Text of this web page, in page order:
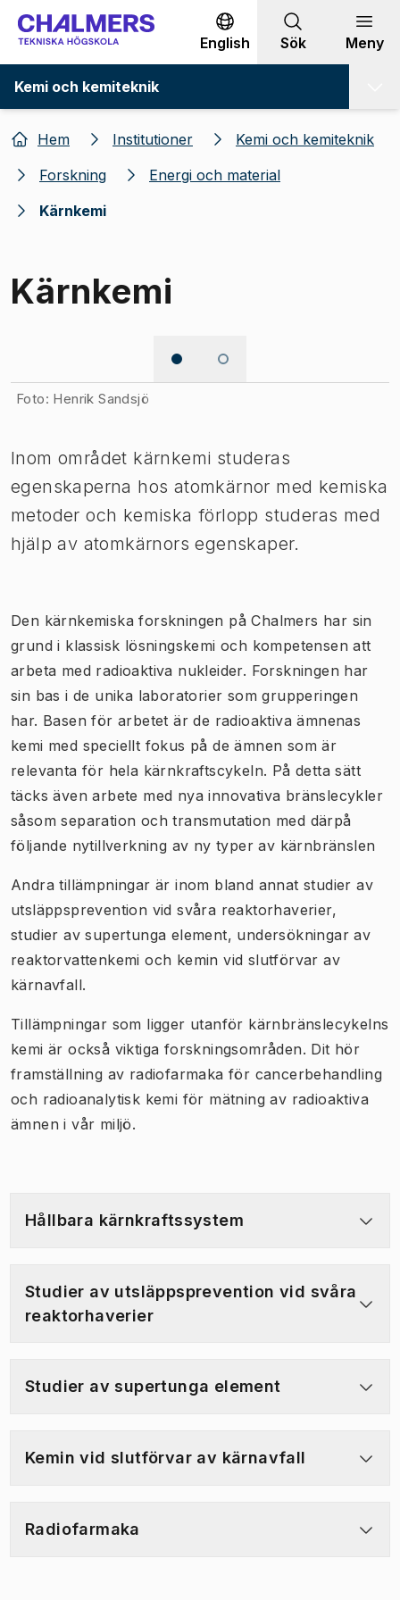
Gå till innehållet
English Sök Meny
Kemi och kemiteknik
Hem Institutioner
Kemi och kemiteknik
Forskning
Energi och material
Kärnkemi
Kärnkemi
Foto: Henrik Sandsjö
Inom området kärnkemi studeras
egenskaperna hos atomkärnor med kemiska
metoder och kemiska förlopp studeras med
hjälp av atomkärnors egenskaper.
Den kärnkemiska forskningen på Chalmers har sin
grund i klassisk lösningskemi och kompetensen att
arbeta med radioaktiva nukleider. Forskningen har
sin bas i de unika laboratorier som grupperingen
har. Basen för arbetet är de radioaktiva ämnenas
kemi med speciellt fokus på de ämnen som är
relevanta för hela kärnkraftscykeln. På detta sätt
täcks även arbete med nya innovativa bränslecykler
såsom separation och transmutation med därpå
följande nytillverkning av ny typer av kärnbränslen
Andra tillämpningar är inom bland annat studier av
utsläppsprevention vid svåra reaktorhaverier,
studier av supertunga element, undersökningar av
reaktorvattenkemi och kemin vid slutförvar av
kärnavfall.
Tillämpningar som ligger utanför kärnbränslecykelns
kemi är också viktiga forskningsområden. Dit hör
framställning av radiofarmaka för cancerbehandling
och radioanalytisk kemi för mätning av radioaktiva
ämnen i vår miljö.
Hållbara kärnkraftssystem
Studier av utsläppsprevention vid svåra
reaktorhaverier
Studier av supertunga element
Kemin vid slutförvar av kärnavfall
Radiofarmaka